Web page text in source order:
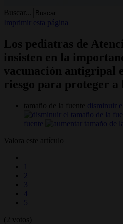
Buscar...
Imprimir esta página
Los pediatras de
insisten en la
vacunación antigripal
riesgo para proteger a
tamaño de la fuente disminuir
fuente
Valora este artículo
1
2
3
4
5
(2 votos)